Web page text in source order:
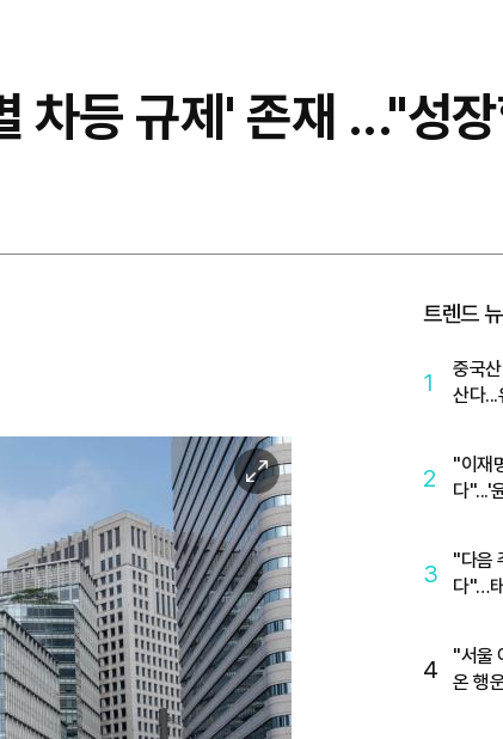
차등 규제' 존재 ..."성
이
미
지
확
대
트렌드
1
중국
산다...
2
"이재
다"...'
3
"다음
다"…
4
"서울
온 행